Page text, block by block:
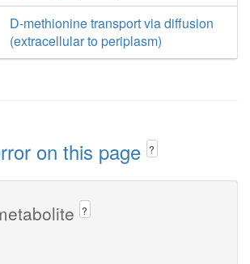
D-methionine transport via diffusion
(extracellular to periplasm)
on this page ?
?